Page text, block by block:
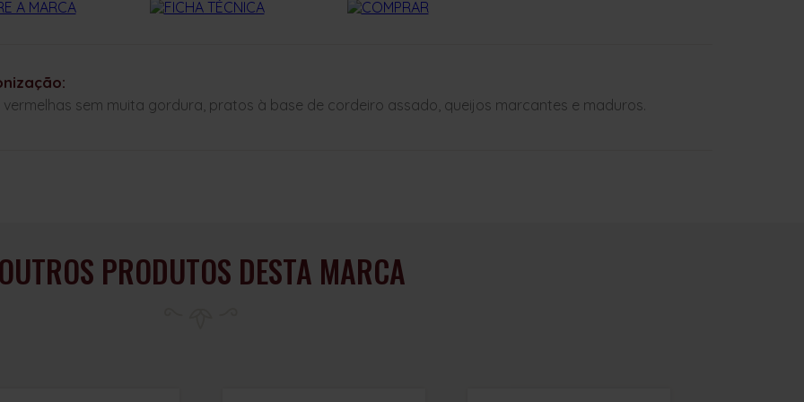
vermelhas sem muita gordura, pratos à base de cordeiro assado, queijos marcantes e maduros.
OUTROS PRODUTOS DESTA MARCA